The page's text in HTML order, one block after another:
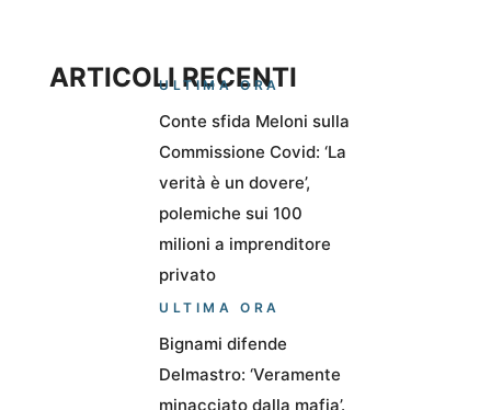
ARTICOLI RECENTI
ULTIMA ORA
Conte sfida Meloni sulla
Commissione Covid: ‘La
verità è un dovere’,
polemiche sui 100
milioni a imprenditore
privato
ULTIMA ORA
Bignami difende
Delmastro: ‘Veramente
minacciato dalla mafia’.